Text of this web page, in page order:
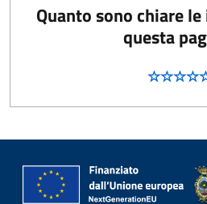
Quanto sono chiare
questa